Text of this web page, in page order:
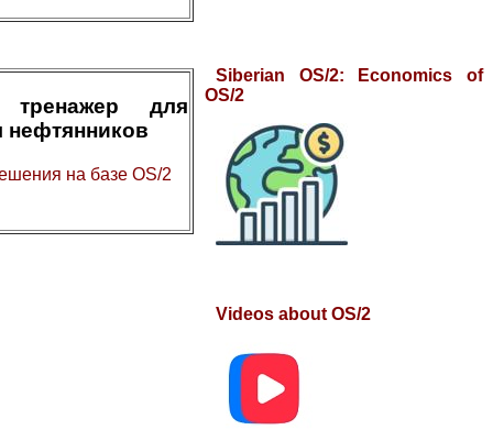
для
нефтянников
на базе OS/2
Siberian OS/2: Economics of
OS/2
Videos about OS/2